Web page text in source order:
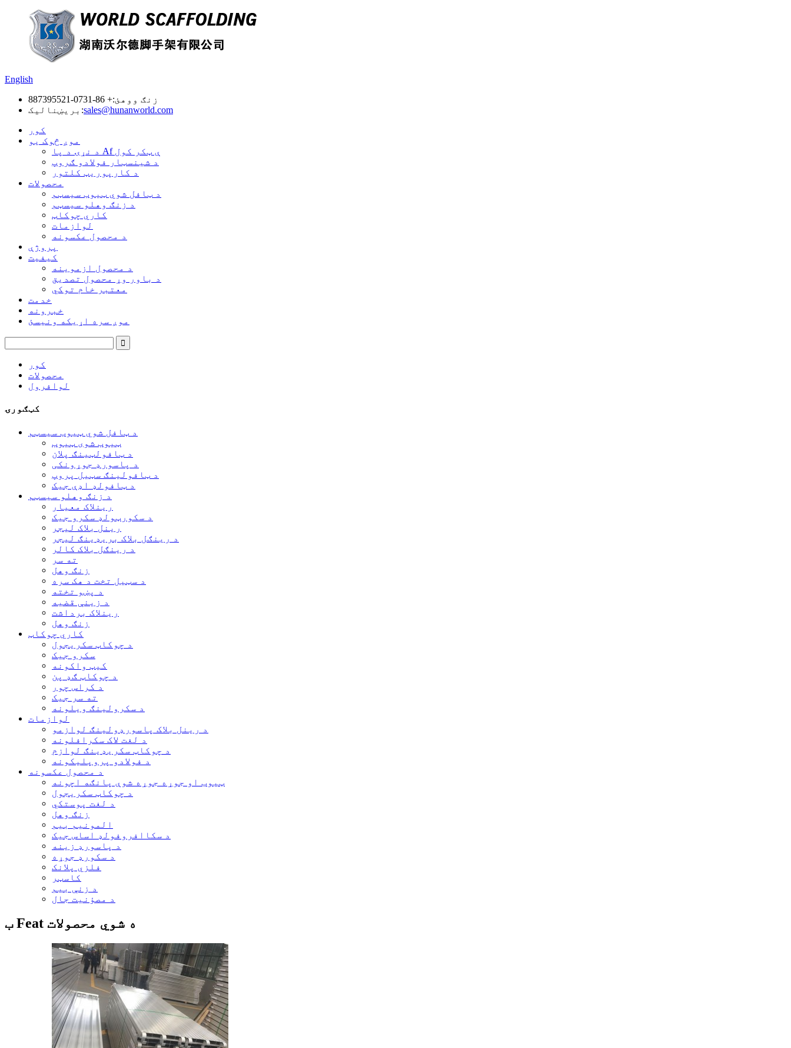
English
زنګ ووهئ:+ 86-0731-887395521
بریښنالیک:sales@hunanworld.com
کور
موږ څوک یو
د نړۍ د پا Af ې ټکر کول
د شینسټار فولادو ګروپ
د کارپوریټ کلتور
محصولات
د ټافل شوي ټیوب سیسټم
د زنګ وهلو سیسټم
کاري چوکاټ
لوازمات
د محصول عکسونه
پروژې
کیفیت
د محصول ازموینه
د باور وړ محصول تصدیق
معتبر خام توکي
خدمت
خبرونه
موږ سره اړیکه ونیسئ
کور
محصولات
لوافرول
کټګورۍ
د ټافل شوي ټیوب سیسټم
ټیوب شوی ټیوب
د ټافولټینګ پلان
د پاسورډ جوړونکی
د ټافولینګ سټیل پروپ
د ټافولډ اډې جیک
د زنګ وهلو سیسټم
رینلاک معیار
د سکورټولډ سکرو جیک
رینل بلاک لیجر
د رینګل بلاک بریډینګ لیجر
د رینګل بلاک کالر
ته سر
زنګ وهل
د سټیل تخت د هک سره
د پښو تخته
د زینې قضیه
رینلاک برداشت
زنګ وهل
کاري چوکاټ
د چوکاټ سکریجول
سکرو جیک
کیټ واکونه
د چوکاټ ګډ پن
د کراس چور
ته سر جیک
د سکرولینګ ویلونه
لوازمات
د رینل بلاک پاسورډولینګ لوازمو
د لغت لاک سکرافلونه
د چوکاټ سکریډینګ لوازم
د فولادو پروپلیکونه
د محصول عکسونه
ټیوب او جوړه جوړه شوې پانګه اچونه
د چوکاټ سکریجول
د لغت پوستکي
زنګ وهل
المونیم بیم
د سکاافروفولډ اساس جیک
د پاسورډ زینه
د سکورډ جوړه
فلزي پلانک
کاسټر
د زنې بیم
د مصؤنیت جال
ب Feat ه شوي محصولات